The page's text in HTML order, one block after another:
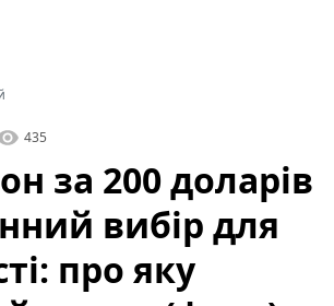
435
за 200 доларів
вибір для
про яку